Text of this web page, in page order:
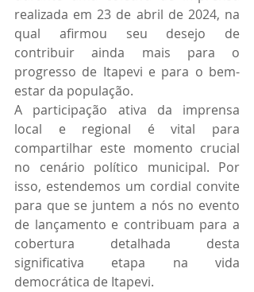
realizada em 23 de abril de 2024, na
qual afirmou seu desejo de
contribuir ainda mais para o
progresso de Itapevi e para o bem-
estar da população.
A participação ativa da imprensa
local e regional é vital para
compartilhar este momento crucial
no cenário político municipal. Por
isso, estendemos um cordial convite
para que se juntem a nós no evento
de lançamento e contribuam para a
cobertura detalhada desta
significativa etapa na vida
democrática de Itapevi.